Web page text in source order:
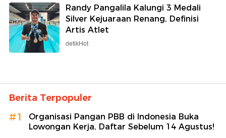
Randy Pangalila Kalungi 3 Medali
Silver Kejuaraan Renang, Definisi
Artis Atlet
detikHot
Berita Terpopuler
#1
Organisasi Pangan PBB di Indonesia Buka
Lowongan Kerja, Daftar Sebelum 14 Agustus!